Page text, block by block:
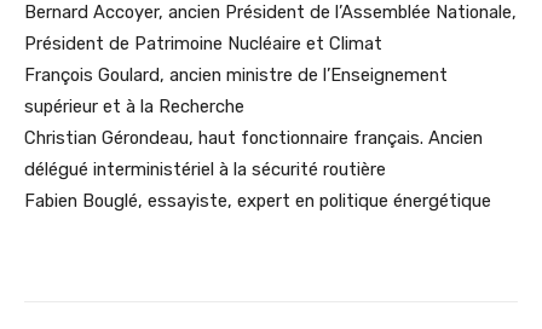
Bernard Accoyer, ancien Président de l’Assemblée Nationale,
Président de Patrimoine Nucléaire et Climat
François Goulard, ancien ministre de l’Enseignement
supérieur et à la Recherche
Christian Gérondeau, haut fonctionnaire français. Ancien
délégué interministériel à la sécurité routière
Fabien Bouglé, essayiste, expert en politique énergétique